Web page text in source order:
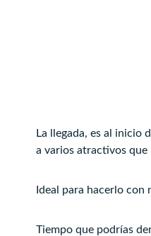
La llegada, es al inicio
a varios atractivos que
Ideal para hacerlo con
Tiempo que podrías